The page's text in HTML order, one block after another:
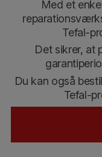
Med et
Tefal-
Det sikrer, at
Du kan også
Tefal-